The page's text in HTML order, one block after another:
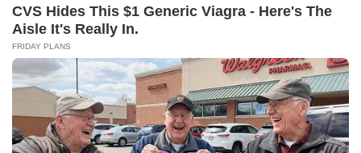
Email
Daftar
Tentang Katadata Advertising Karier
Pedoman Media Siber
Kebijakan Privasi
Disclaimer
Hubungi Kami